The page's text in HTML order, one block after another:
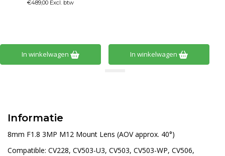
€489,00 Excl. btw
In winkelwagen In winkelwagen
Informatie
8mm F1.8 3MP M12 Mount Lens (AOV approx. 40°)
Compatible: CV228, CV503-U3, CV503, CV503-WP, CV506,